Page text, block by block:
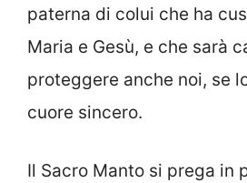
paterna di colui che ha
Maria e Gesù, e che sarà
proteggere anche noi, se
cuore sincero.
Il Sacro Manto si prega in